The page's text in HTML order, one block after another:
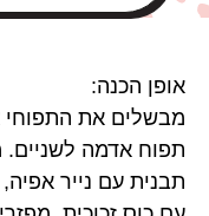
אופן הכנה:
מבשלים את התפוחי
תפוח אדמה לשניים.
תבנית עם נייר